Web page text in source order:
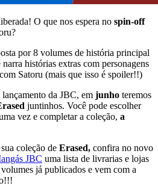
O que nos espera no spin-off
por 8 volumes de história principal
histórias extras com personagens
Satoru (mais que isso é spoiler!!)
da JBC, em junho teremos
juntinhos. Você pode escolher
vez e completar a coleção, a
coleção de Erased, confira no novo
JBC uma lista de livrarias e lojas
já publicados e vem com a